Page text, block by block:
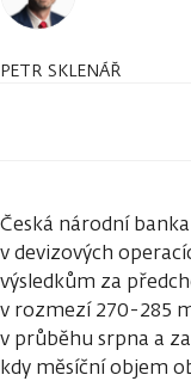
PETR SKLENÁŘ
Česká národní
v devizových
výsledkům za
v rozmezí 270-285
v průběhu srpna a
kdy měsíční objem